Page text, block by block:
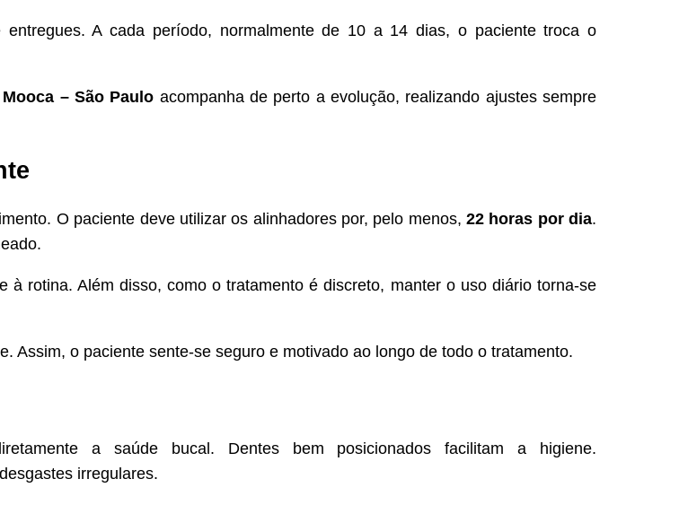
A cada período, normalmente de 10 a 14 dias, o paciente troca o
– São Paulo acompanha de perto a evolução, realizando ajustes sempre
O paciente deve utilizar os alinhadores por, pelo menos, 22 horas por dia.
à rotina. Além disso, como o tratamento é discreto, manter o uso diário torna-se
Assim, o paciente sente-se seguro e motivado ao longo de todo o tratamento.
a saúde bucal. Dentes bem posicionados facilitam a higiene.
irregulares.